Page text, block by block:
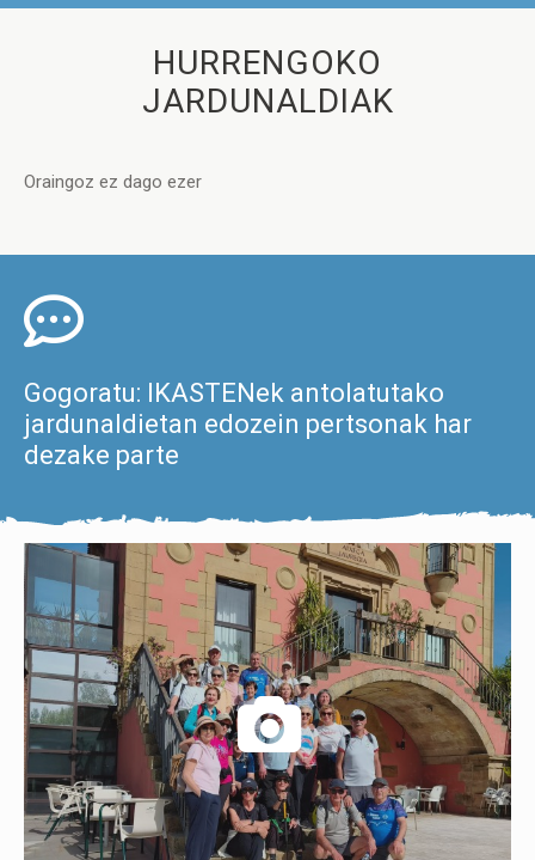
HURRENGOKO
JARDUNALDIAK
Oraingoz ez dago ezer
Gogoratu: IKASTENek antolatutako
jardunaldietan edozein pertsonak har
dezake parte